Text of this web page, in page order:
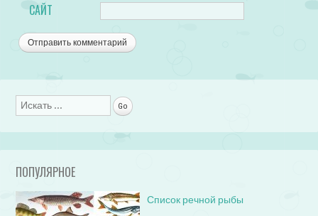
САЙТ
Поиск
ПОПУЛЯРНОЕ
Список речной рыбы